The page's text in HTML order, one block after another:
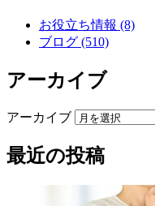
お役立ち情報 (8)
ブログ (510)
アーカイブ
アーカイブ
最近の投稿